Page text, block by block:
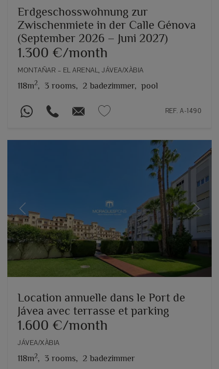
Erdgeschosswohnung zur
Zwischenmiete in der Calle Génova
(September 2026 – Juni 2027)
1.300 €/month
MONTAÑAR – EL ARENAL, JÁVEA/XÀBIA
118m2, 3 rooms, 2 badezimmer, pool
REF. A-1490
Previous Next
Location annuelle dans le Port de
Jávea avec terrasse et parking
1.600 €/month
JÁVEA/XÀBIA
118m2, 3 rooms, 2 badezimmer